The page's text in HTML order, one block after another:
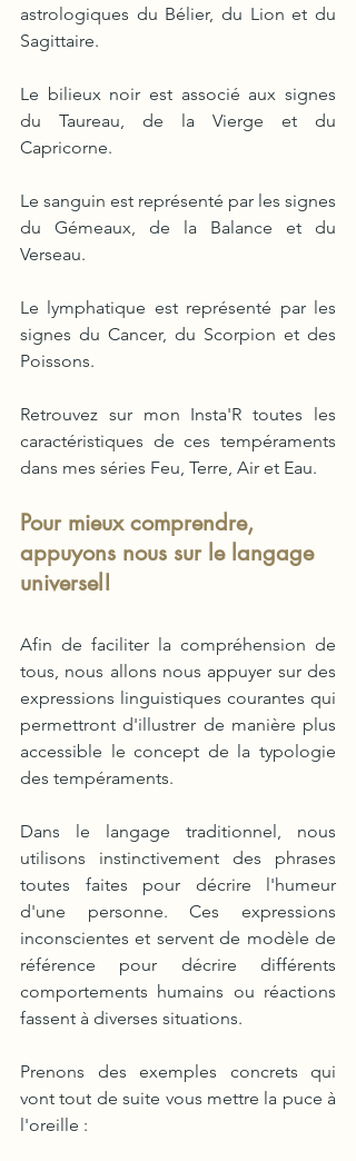
astrologiques du Bélier, du Lion et du
Sagittaire.
Le bilieux noir est associé aux signes
du Taureau, de la Vierge et du
Capricorne.
Le sanguin est représenté par les signes
du Gémeaux, de la Balance et du
Verseau.
Le lymphatique est représenté par les
signes du Cancer, du Scorpion et des
Poissons.
Retrouvez sur mon Insta'R toutes les
caractéristiques de ces tempéraments
dans mes séries Feu, Terre, Air et Eau.
Pour mieux comprendre,
appuyons nous sur le langage
universel!
Afin de faciliter la compréhension de
tous, nous allons nous appuyer sur des
expressions linguistiques courantes qui
permettront d'illustrer de manière plus
accessible le concept de la typologie
des tempéraments.
Dans le langage traditionnel, nous
utilisons instinctivement des phrases
toutes faites pour décrire l'humeur
d'une personne. Ces expressions
inconscientes et servent de modèle de
référence pour décrire différents
comportements humains ou réactions
fassent à diverses situations.
Prenons des exemples concrets qui
vont tout de suite vous mettre la puce à
l'oreille :